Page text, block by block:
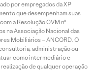
por empregados da XP
que desempenham suas
a Resolução CVM nº
na Associação Nacional das
Mobiliários – ANCORD. O
administração ou
como intermediário e
de qualquer operação